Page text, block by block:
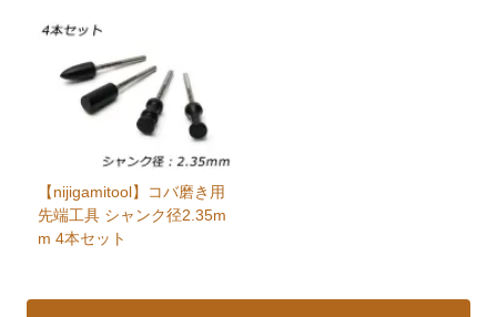
【nijigamitool】コバ磨き用
先端工具 シャンク径2.35m
m 4本セット